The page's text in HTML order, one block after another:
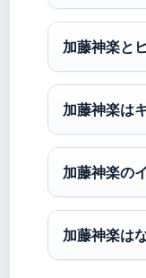
加藤神楽と
加藤神楽は
加藤神楽の
加藤神楽は